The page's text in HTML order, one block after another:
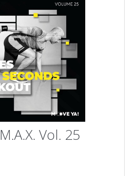
Vol. 25